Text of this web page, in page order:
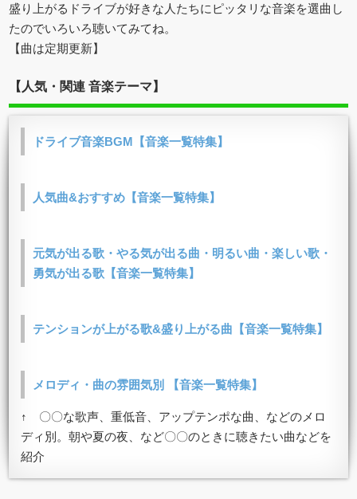
盛り上がるドライブが好きな人たちにピッタリな音楽を選曲し
たのでいろいろ聴いてみてね。
【曲は定期更新】
【人気・関連 音楽テーマ】
ドライブ音楽BGM【音楽一覧特集】
人気曲&おすすめ【音楽一覧特集】
元気が出る歌・やる気が出る曲・明るい曲・楽しい歌・
勇気が出る歌【音楽一覧特集】
テンションが上がる歌&盛り上がる曲【音楽一覧特集】
メロディ・曲の雰囲気別 【音楽一覧特集】
↑ 〇〇な歌声、重低音、アップテンポな曲、などのメロ
ディ別。朝や夏の夜、など〇〇のときに聴きたい曲などを
紹介